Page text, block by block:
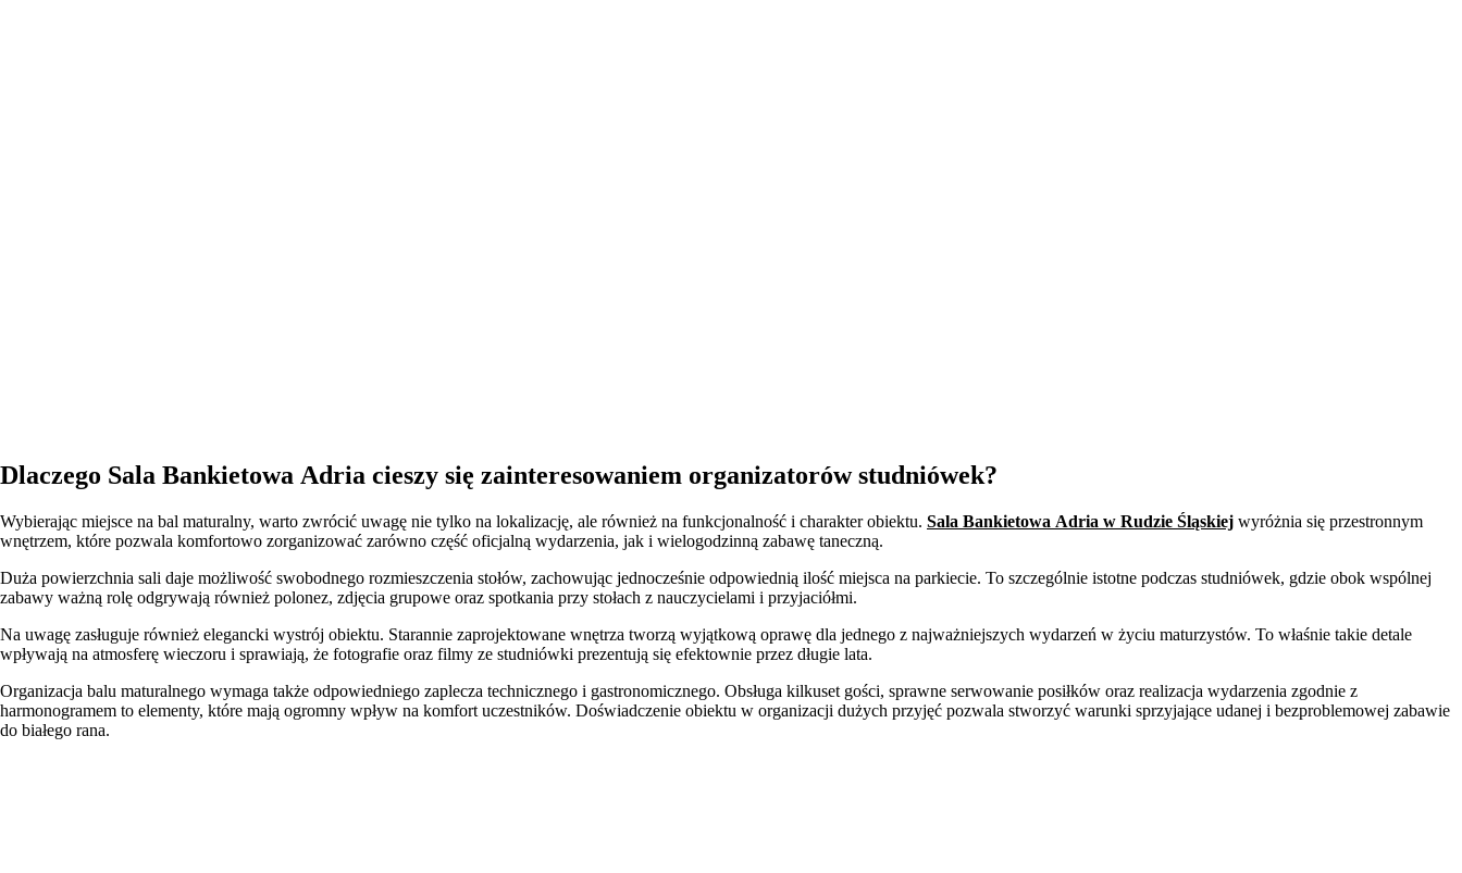
Dlaczego Sala Bankietowa Adria cieszy się zainteresowaniem organizatorów studniówek?
Wybierając miejsce na bal maturalny, warto zwrócić uwagę nie tylko na lokalizację, ale również na funkcjonalność i charakter obiektu. Sala Bankietowa Adria w Rudzie Śląskiej wyróżnia się przestronnym
wnętrzem, które pozwala komfortowo zorganizować zarówno część oficjalną wydarzenia, jak i wielogodzinną zabawę taneczną.
Duża powierzchnia sali daje możliwość swobodnego rozmieszczenia stołów, zachowując jednocześnie odpowiednią ilość miejsca na parkiecie. To szczególnie istotne podczas studniówek, gdzie obok wspólnej
zabawy ważną rolę odgrywają również polonez, zdjęcia grupowe oraz spotkania przy stołach z nauczycielami i przyjaciółmi.
Na uwagę zasługuje również elegancki wystrój obiektu. Starannie zaprojektowane wnętrza tworzą wyjątkową oprawę dla jednego z najważniejszych wydarzeń w życiu maturzystów. To właśnie takie detale
wpływają na atmosferę wieczoru i sprawiają, że fotografie oraz filmy ze studniówki prezentują się efektownie przez długie lata.
Organizacja balu maturalnego wymaga także odpowiedniego zaplecza technicznego i gastronomicznego. Obsługa kilkuset gości, sprawne serwowanie posiłków oraz realizacja wydarzenia zgodnie z
harmonogramem to elementy, które mają ogromny wpływ na komfort uczestników. Doświadczenie obiektu w organizacji dużych przyjęć pozwala stworzyć warunki sprzyjające udanej i bezproblemowej zabawie
do białego rana.